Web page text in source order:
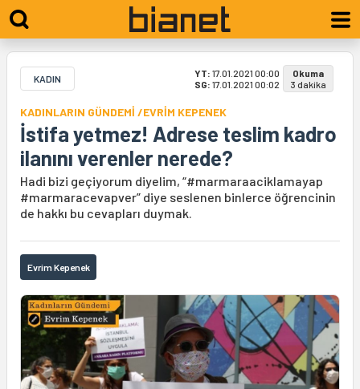
KADIN YT: 17.01.2021 00:00
SG: 17.01.2021 00:02
Okuma
3 dakika
KADINLARIN GÜNDEMİ /EVRİM KEPENEK
İstifa yetmez! Adrese teslim kadro
ilanını verenler nerede?
Hadi bizi geçiyorum diyelim, “#marmaraaciklamayap
#marmaracevapver” diye seslenen binlerce öğrencinin
de hakkı bu cevapları duymak.
Evrim Kepenek